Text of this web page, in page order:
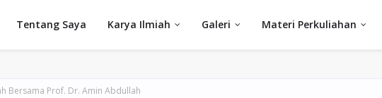
Tentang Saya Karya Ilmiah Galeri Materi Perkuliahan
Bersama Prof. Dr. Amin Abdullah